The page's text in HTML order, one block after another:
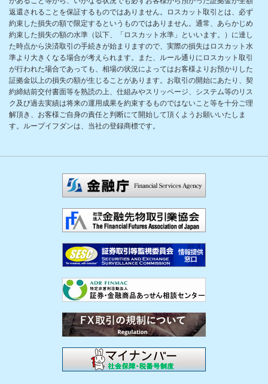
返還されることを保証するものではありません。ロスカット取引とは、必ず
約束した損失の額で限定するというものではありません。通常、あらかじめ
約束した損失の額の水準（以下、「ロスカット水準」といいます。）に達し
た時点から決済取引の手続きが始まりますので、実際の損失はロスカット水
準より大きくなる場合が考えられます。また、ルール通りにロスカット取引
が行われた場合であっても、相場の状況によってはお客様よりお預かりした
証拠金以上の損失の額が生じることがあります。お取引の開始にあたり、契
約締結前交付書面等を熟読の上、仕組みやスリッページ、システム等のリス
ク及び過去実績は将来の運用成果を約束するものではないこと等を十分ご理
解頂き、お客様ご自身の責任と判断にて開始して頂くようお願いいたしま
す。ループイフダンは、当社の登録商標です。